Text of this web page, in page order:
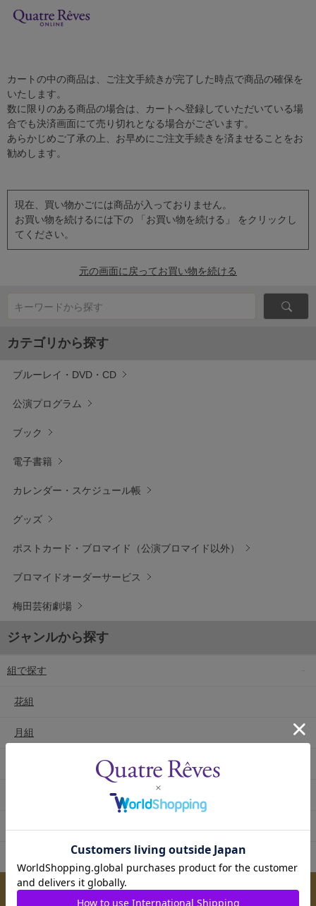
カートの中の商品は、ご注文手続きが完了した時点で商品の確保を
いたします。
数に限りのある商品の場合は、カートへ登録していただいている場
合でも決済画面にて売り切れとなる場合がございます。
あらかじめご了承の上、お早めにご注文手続きを済ませることをお
勧めします。
現在、買い物かごには商品が入っておりません。
お買い物を続けるには下の 「お買い物を続ける」 をクリックし
てください。
元の画面に戻ってお買い物を続ける
キーワードから探す
カテゴリから探す
ブルーレイ・DVD・CD
公演プログラム
ブック
電子書籍
カレンダー・スケジュール帳
グッズ
ポストカード・ブロマイド（公演ブロマイド以外）
ブロマイドオーダーサービス
梅田芸術劇場
ジャンルから探す
組で探す
花組
月組
メールマガジンのご案内